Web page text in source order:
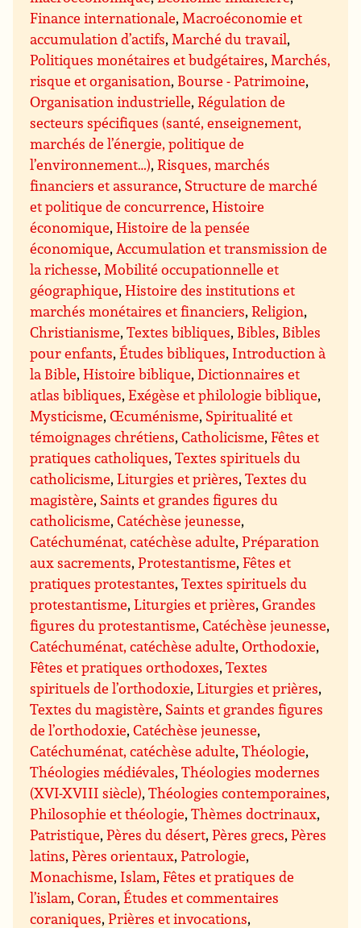
Finance internationale, Macroéconomie et
accumulation d’actifs, Marché du travail,
Politiques monétaires et budgétaires, Marchés,
risque et organisation, Bourse - Patrimoine,
Organisation industrielle,Régulation de
secteurs spécifiques (santé, enseignement,
marchés de l’énergie, politique de
l’environnement…),Risques, marchés
financiers et assurance, Structure de marché
et politique de concurrence,Histoire
économique,Histoire de la pensée
économique, Accumulation et transmission de
la richesse, Mobilité occupationnelle et
géographique,Histoire des institutions et
marchés monétaires et financiers,Religion,
Christianisme,Textes bibliques, Bibles, Bibles
pour enfants,Études bibliques, Introduction à
la Bible,Histoire biblique,Dictionnaires et
atlas bibliques,Exégèse et philologie biblique,
Mysticisme,Œcuménisme, Spiritualité et
témoignages chrétiens,Catholicisme,Fêtes et
pratiques catholiques,Textes spirituels du
catholicisme,Liturgies et prières,Textes du
magistère, Saints et grandes figures du
catholicisme,Catéchèse jeunesse,
Catéchuménat, catéchèse adulte,Préparation
aux sacrements,Protestantisme,Fêtes et
pratiques protestantes,Textes spirituels du
protestantisme,Liturgies et prières,Grandes
figures du protestantisme,Catéchèse jeunesse,
Catéchuménat, catéchèse adulte,Orthodoxie,
Fêtes et pratiques orthodoxes,Textes
spirituels de l’orthodoxie,Liturgies et prières,
Textes du magistère, Saints et grandes figures
de l’orthodoxie,Catéchèse jeunesse,
Catéchuménat, catéchèse adulte,Théologie,
Théologies médiévales,Théologies modernes
(XVI-XVIII siècle),Théologies contemporaines,
Philosophie et théologie,Thèmes doctrinaux,
Patristique,Pères du désert,Pères grecs,Pères
latins,Pères orientaux,Patrologie,
Monachisme, Islam,Fêtes et pratiques de
l’islam,Coran,Études et commentaires
coraniques,Prières et invocations,